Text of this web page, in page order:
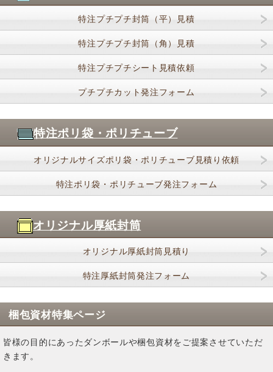
特注プチプチ封筒（平）見積
特注プチプチ封筒（角）見積
特注プチプチシート見積依頼
プチプチカット発注フォーム
特注ポリ袋・ポリチューブ
オリジナルサイズポリ袋・ポリチューブ見積り依頼
特注ポリ袋・ポリチューブ発注フォーム
オリジナル厚紙封筒
オリジナル厚紙封筒見積り
特注厚紙封筒発注フォーム
梱包資材特集ページ
皆様の目的にあったダンボールや梱包資材をご提案させていただ
きます。